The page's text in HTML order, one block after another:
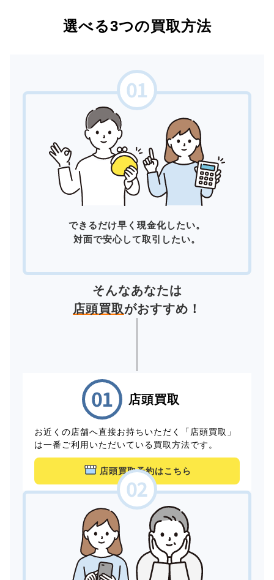
選べる3つの買取方法
できるだけ早く現金化したい。
対面で安心して取引したい。
そんなあなたは
店頭買取がおすすめ！
店頭買取
お近くの店舗へ直接お持ちいただく「店頭買取」
は一番ご利用いただいている買取方法です。
店頭買取予約はこちら